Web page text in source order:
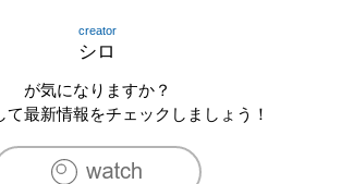
creator
シロ
が気になりますか？
て最新情報をチェックしましょう！